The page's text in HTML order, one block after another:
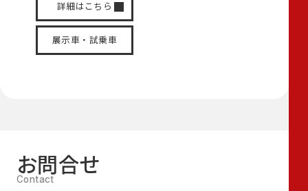
詳細はこちら
展示車・試乗車
お問合せ